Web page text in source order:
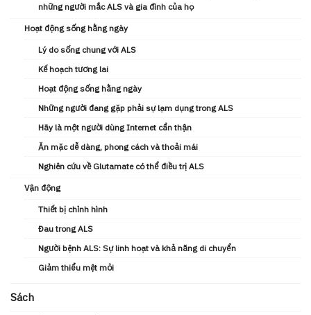
những người mắc ALS và gia đình của họ
Hoạt động sống hằng ngày
Lý do sống chung với ALS
Kế hoạch tương lai
Hoạt động sống hằng ngày
Những người đang gặp phải sự lạm dụng trong ALS
Hãy là một người dùng Internet cẩn thận
Ăn mặc dễ dàng, phong cách và thoải mái
Nghiên cứu về Glutamate có thể điều trị ALS
Vận động
Thiết bị chỉnh hình
Đau trong ALS
Người bệnh ALS: Sự linh hoạt và khả năng di chuyển
Giảm thiểu mệt mỏi
Sách